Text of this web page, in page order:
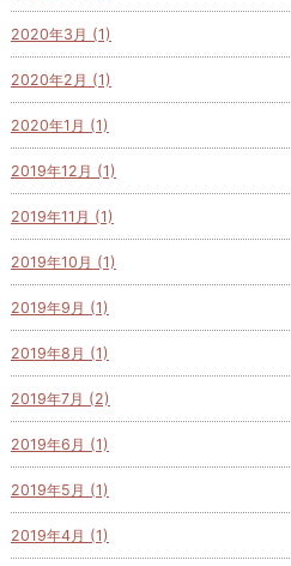
2020年3月 (1)
2020年2月 (1)
2020年1月 (1)
2019年12月 (1)
2019年11月 (1)
2019年10月 (1)
2019年9月 (1)
2019年8月 (1)
2019年7月 (2)
2019年6月 (1)
2019年5月 (1)
2019年4月 (1)